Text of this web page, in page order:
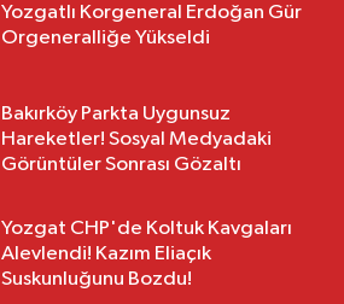
Yozgatlı Korgeneral Erdoğan Gür
Orgeneralliğe Yükseldi
Bakırköy Parkta Uygunsuz
Hareketler! Sosyal Medyadaki
Görüntüler Sonrası Gözaltı
Yozgat CHP'de Koltuk Kavgaları
Alevlendi! Kazım Eliaçık
Suskunluğunu Bozdu!